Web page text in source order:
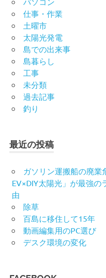
仕事・作業
土曜市
太陽光発電
島での出来事
島暮らし
工事
未分類
過去記事
釣り
最近の投稿
ガソリン運搬船の廃
EV×DIY太陽光」が最強の
由
除草
百島に移住して15年
動画編集用のPC選び
デスク環境の変化